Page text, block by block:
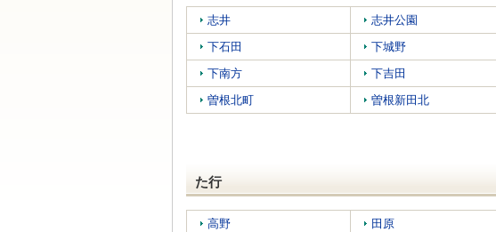
志井 志井公園
下石田
下城野
下南方
下吉田
曽根北町
曽根新田北
た行
高野 田原